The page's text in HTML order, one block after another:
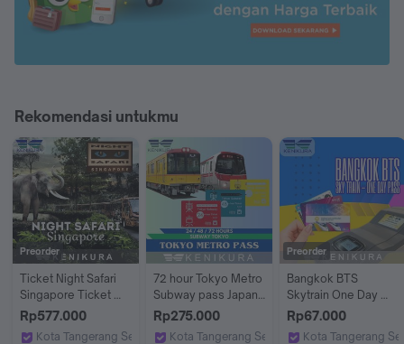
Rekomendasi untukmu
Preorder
Ticket Night Safari
Singapore Ticket
Kebun Binatang
Singapura
Rp577.000
Kota Tangerang Selatan
72 hour Tokyo Metro
Subway pass Japan
Ticket adult jepang
tiket 72 jam
Rp275.000
Kota Tangerang Selatan
Preorder
Bangkok BTS
Skytrain One Day
Pass kartu kereta
Thailand Sky Train
Rp67.000
Kota Tangerang